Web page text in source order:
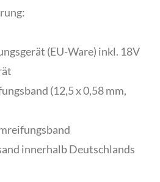
(EU-Ware) inkl. 18V
(12,5 x 0,58 mm,
innerhalb Deutschlands